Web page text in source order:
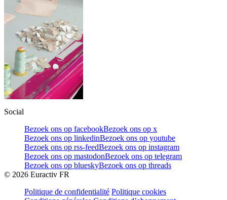
Social
Bezoek ons op facebookBezoek ons op x
Bezoek ons op linkedinBezoek ons op youtube
Bezoek ons op rss-feedBezoek ons op instagram
Bezoek ons op mastodonBezoek ons op telegram
Bezoek ons op blueskyBezoek ons op threads
© 2026 Euractiv FR
Politique de confidentialité Politique cookies